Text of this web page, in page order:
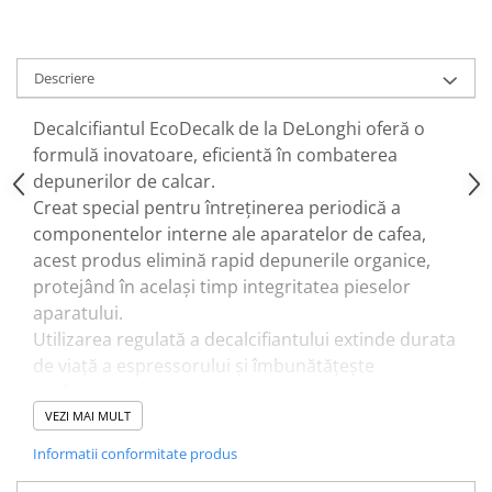
Descriere
Decalcifiantul EcoDecalk de la DeLonghi oferă o
formulă inovatoare, eficientă în combaterea
depunerilor de calcar.
Creat special pentru întreținerea periodică a
componentelor interne ale aparatelor de cafea,
acest produs elimină rapid depunerile organice,
protejând în același timp integritatea pieselor
aparatului.
Utilizarea regulată a decalcifiantului extinde durata
de viață a espressorului și îmbunătățește
Fabricat din ingrediente de origine vegetală,
EcoDecalk Mini are un ambalaj ecologic, realizat din
VEZI MAI MULT
Informatii conformitate produs